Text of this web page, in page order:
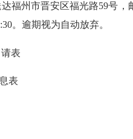
州市晋安区福光路59号，邮
。逾期视为自动放弃。
表
表